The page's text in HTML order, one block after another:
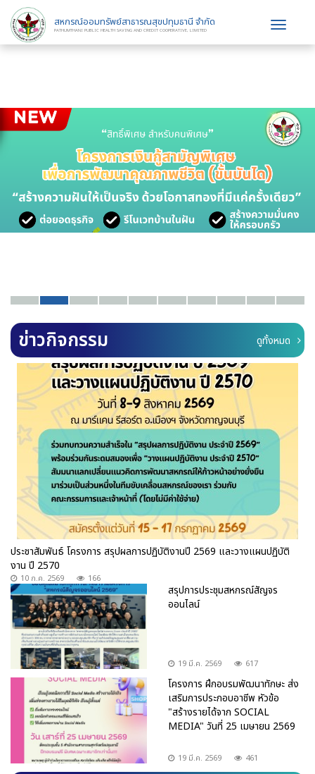
สหกรณ์ออมทรัพย์สาธารณสุขปทุมธานี จำกัด
PATHUMTHANI PUBLIC HEALTH SAVING AND CREDIT COOPERATIVE, LIMITED
Toggle
ข่าวกิจกรรม ดูทั้งหมด
ประชาสัมพันธ์ โครงการ สรุปผลการปฏิบัติงานปี 2569 และวางแผนปฏิบัติ
งาน ปี 2570
10 ก.ค. 2569 166
สรุปการประชุมสหกรณ์สัญจร
ออนไลน์
19 มี.ค. 2569 617
โครงการ ฝึกอบรมพัฒนาทักษะ ส่ง
เสริมการประกอบอาชีพ หัวข้อ
"สร้างรายได้จาก SOCIAL
MEDIA" วันที่ 25 เมษายน 2569
19 มี.ค. 2569 461